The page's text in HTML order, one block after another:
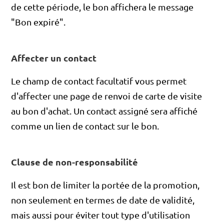
de cette période, le bon affichera le message
"Bon expiré".
Affecter un contact
Le champ de contact facultatif vous permet
d'affecter une page de renvoi de carte de visite
au bon d'achat. Un contact assigné sera affiché
comme un lien de contact sur le bon.
Clause de non-responsabilité
Il est bon de limiter la portée de la promotion,
non seulement en termes de date de validité,
mais aussi pour éviter tout type d'utilisation